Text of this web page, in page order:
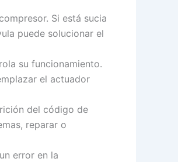
Si está sucia
puede solucionar el
su funcionamiento.
el actuador
del código de
reparar o
error en la